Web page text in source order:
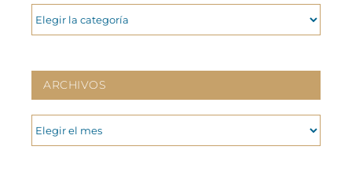
CATEGORIAS
ARCHIVOS
ARCHIVOS